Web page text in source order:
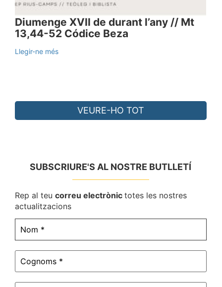
Diumenge XVII de durant l’any // Mt
13,44-52 Códice Beza
Llegir-ne més
VEURE-HO TOT
SUBSCRIURE'S AL NOSTRE BUTLLETÍ
Rep al teu correu electrònic totes les nostres
actualitzacions